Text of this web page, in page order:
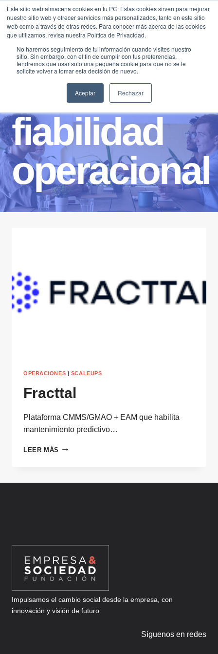
Este sitio web almacena cookies en tu PC. Estas cookies sirven para mejorar
nuestro sitio web y ofrecer servicios más personalizados, tanto en este sitio
web como a través de otras redes. Para conocer más acerca de las cookies
que utilizamos, revisa nuestra Política de Privacidad.
No haremos seguimiento de tu información cuando visites nuestro
sitio. Sin embargo, con el fin de cumplir con tus preferencias,
tendremos que usar solo una pequeña cookie para que no se te
solicite volver a tomar esta decisión de nuevo.
Aceptar Rechazar
Saltar
contenido
fiabilidad
operacional
OPERACIONES | SCALEUPS
Fracttal
Plataforma CMMS/GMAO + EAM que habilita
mantenimiento predictivo…
LEER MÁS FRACTTAL
Impulsamos el cambio social desde la empresa, con
innovación y visión de futuro
Síguenos en redes
Traducir »